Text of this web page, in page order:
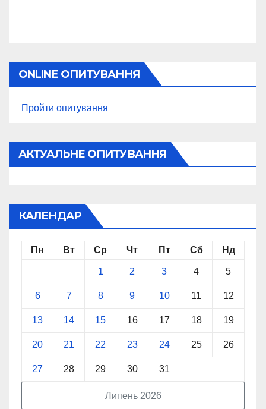
ONLINE ОПИТУВАННЯ
Пройти опитування
АКТУАЛЬНЕ ОПИТУВАННЯ
КАЛЕНДАР
Липень 2026
Пн Вт Ср Чт Пт Сб Нд
1 2 3 4 5
6 7 8 9 10 11 12
13 14 15 16 17 18 19
20 21 22 23 24 25 26
27 28 29 30 31